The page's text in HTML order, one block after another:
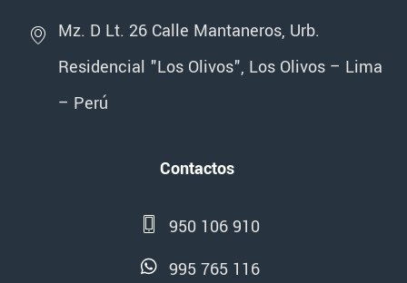
Mz. D Lt. 26 Calle Mantaneros, Urb.
Residencial "Los Olivos", Los Olivos – Lima
– Perú
Contactos
950 106 910
995 765 116